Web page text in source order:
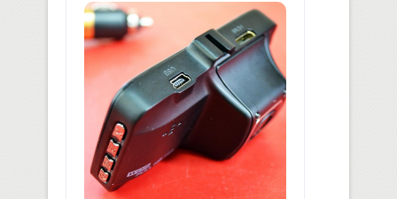
Камера заднего вида (картинка в
картинке) ХАРАКТЕРИСТИКИ
Размер (Длина х Высота x
Глубина): 310х78х17мм […]